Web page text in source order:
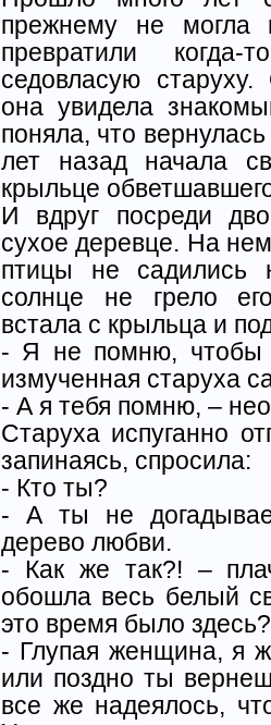
прежнему не могла
превратили
седовласую
она увидела
поняла, что
лет назад начала
крыльце
И вдруг посреди
сухое деревце. На
птицы не садились
солнце не грело
встала с крыльца и
- Я не помню, чтобы
измученная старуха
- А я тебя помню, –
Старуха испуганно
запинаясь, спросила:
- Кто ты?
- А ты не
дерево любви.
- Как же так?! –
обошла весь белый
это время было
- Глупая женщина, я
или поздно ты
все же надеялось,